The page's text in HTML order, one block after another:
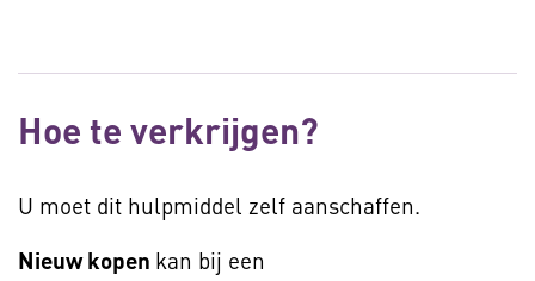
Hoe te verkrijgen?
U moet dit hulpmiddel zelf aanschaffen.
Nieuw kopen kan bij een